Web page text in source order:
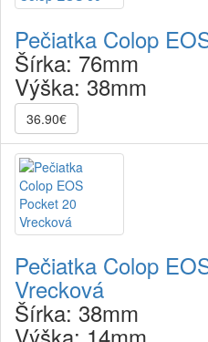
Pečiatka Colop
Šírka: 76mm
Výška: 38mm
36.90€
Pečiatka Colop
Vrecková
Šírka: 38mm